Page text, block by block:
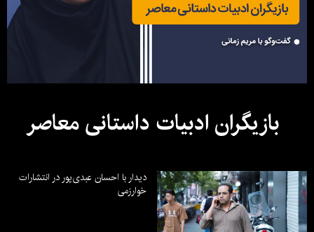
بازیگران ادبیات داستانی معاصر
دیدار با احسان عبدی‌پور در انتشارات
خوارزمی